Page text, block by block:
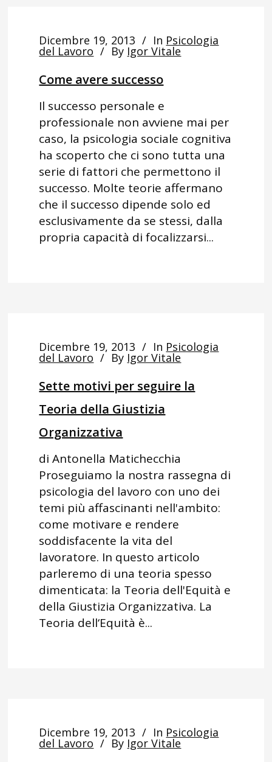
Dicembre 19, 2013 In Psicologia
del Lavoro By Igor Vitale
Come avere successo
Il successo personale e
professionale non avviene mai per
caso, la psicologia sociale cognitiva
ha scoperto che ci sono tutta una
serie di fattori che permettono il
successo. Molte teorie affermano
che il successo dipende solo ed
esclusivamente da se stessi, dalla
propria capacità di focalizzarsi...
Dicembre 19, 2013 In Psicologia
del Lavoro By Igor Vitale
Sette motivi per seguire la
Teoria della Giustizia
Organizzativa
di Antonella Matichecchia
Proseguiamo la nostra rassegna di
psicologia del lavoro con uno dei
temi più affascinanti nell'ambito:
come motivare e rendere
soddisfacente la vita del
lavoratore. In questo articolo
parleremo di una teoria spesso
dimenticata: la Teoria dell'Equità e
della Giustizia Organizzativa. La
Teoria dell‘Equità è...
Dicembre 19, 2013 In Psicologia
del Lavoro By Igor Vitale